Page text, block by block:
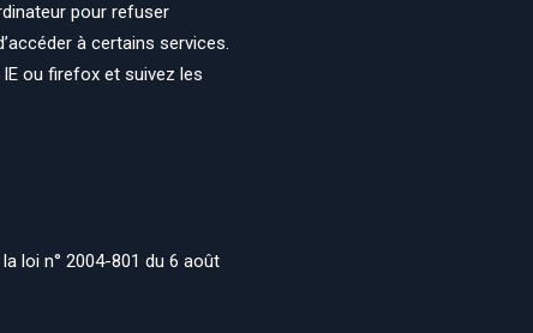
pour refuser
à certains services.
ou firefox et suivez les
loi n° 2004-801 du 6 août